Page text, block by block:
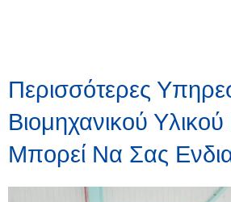
Περισσότερες
Βιομηχανικού
Μπορεί Να Σας